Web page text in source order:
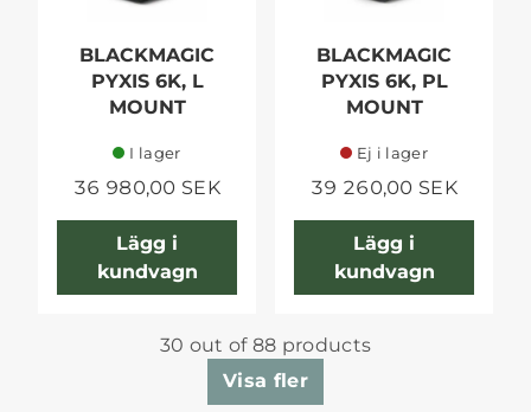
BLACKMAGIC
PYXIS 6K, L
MOUNT
I lager
36 980,00 SEK
Lägg i
kundvagn
BLACKMAGIC
PYXIS 6K, PL
MOUNT
Ej i lager
39 260,00 SEK
Lägg i
kundvagn
30 out of 88 products
Visa fler